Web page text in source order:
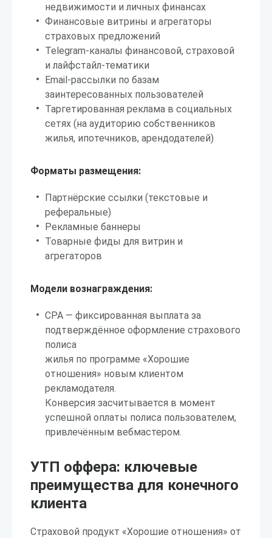
недвижимости и личных финансах
Финансовые витрины и агрегаторы
страховых предложений
Telegram-каналы финансовой, страховой
и лайфстайл-тематики
Email-рассылки по базам
заинтересованных пользователей
Таргетированная реклама в социальных
сетях (на аудиторию собственников
жилья, ипотечников, арендодателей)
Форматы размещения:
Партнёрские ссылки (текстовые и
реферальные)
Рекламные баннеры
Товарные фиды для витрин и
агрегаторов
Модели вознаграждения:
CPA — фиксированная выплата за
подтверждённое оформление страхового
полиса
жилья по программе «Хорошие
отношения» новым клиентом
рекламодателя.
Конверсия засчитывается в момент
успешной оплаты полиса пользователем,
привлечённым вебмастером.
УТП оффера: ключевые
преимущества для конечного
клиента
Страховой продукт «Хорошие отношения» от